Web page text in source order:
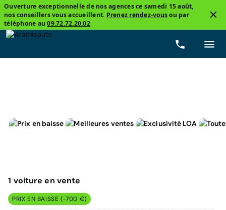
Ouverture exceptionnelle de nos agences ce samedi 15 août,
nos conseillers vous accueillent. Prenez rendez-vousou par
téléphone au09.72.72.20.02
1 voitureen vente
PRIX EN BAISSE (-700 €)